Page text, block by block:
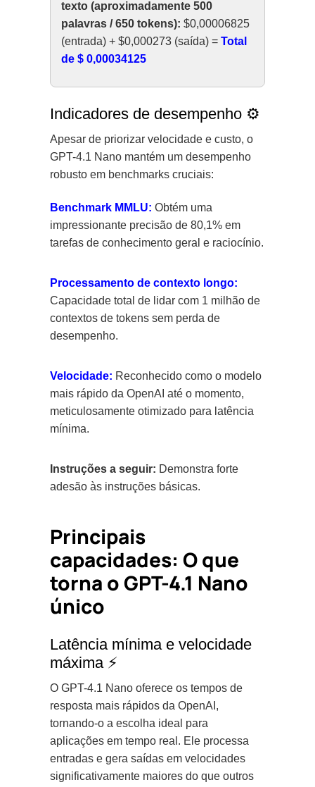
texto (aproximadamente 500
palavras / 650 tokens): $0,00006825
(entrada) + $0,000273 (saída) =Total
de $ 0,00034125
Indicadores de desempenho ⚙️
Apesar de priorizar velocidade e custo, o
GPT-4.1 Nano mantém um desempenho
robusto em benchmarks cruciais:
Benchmark MMLU: Obtém uma
impressionante precisão de 80,1% em
tarefas de conhecimento geral e raciocínio.
Processamento de contexto longo:
Capacidade total de lidar com 1 milhão de
contextos de tokens sem perda de
desempenho.
Velocidade: Reconhecido como o modelo
mais rápido da OpenAI até o momento,
meticulosamente otimizado para latência
mínima.
Instruções a seguir: Demonstra forte
adesão às instruções básicas.
Principais
capacidades: O que
torna o GPT-4.1 Nano
único
Latência mínima e velocidade
máxima ⚡️
O GPT-4.1 Nano oferece os tempos de
resposta mais rápidos da OpenAI,
tornando-o a escolha ideal para
aplicações em tempo real. Ele processa
entradas e gera saídas em velocidades
significativamente maiores do que outros